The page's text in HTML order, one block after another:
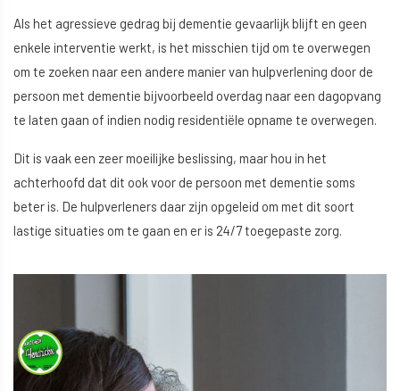
Als het agressieve gedrag bij dementie gevaarlijk blijft en geen
enkele interventie werkt, is het misschien tijd om te overwegen
om te zoeken naar een andere manier van hulpverlening door de
persoon met dementie bijvoorbeeld overdag naar een dagopvang
te laten gaan of indien nodig residentiële opname te overwegen.
Dit is vaak een zeer moeilijke beslissing, maar hou in het
achterhoofd dat dit ook voor de persoon met dementie soms
beter is. De hulpverleners daar zijn opgeleid om met dit soort
lastige situaties om te gaan en er is 24/7 toegepaste zorg.